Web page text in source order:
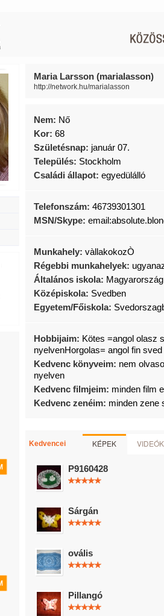
Maria Larsson (marialasson)
http://network.hu/marialasson
Nem: Nő
Kor: 68
Születésnap: január 07.
Település: Stockholm
Családi állapot: egyedülálló
Telefonszám: 46739301301
MSN/Skype:
Munkahely: vàllakokozÒ
Régebbi munkahelyek:
Általános iskola:
Középiskola: Svedben
Egyetem/Főiskola:
Hobbijaim: Kötes =angol olasz
nyelvenHorgolas= angol fin
Kedvenc könyveim: nem
nyelven
Kedvenc filmjeim: minden film
Kedvenc zenéim: minden zene
Kedvencei KÉPEK VIDEÓK
P9160428
Sárgán
ovális
Pillangó